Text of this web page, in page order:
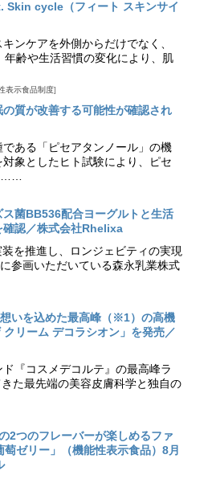
Skin cycle（フィート スキンサイ
ンケアを外側からだけでなく、
齢や生活習慣の変化により、肌
表示食品制度
質が改善する可能性が確認され
ある「ピセアタンノール」の機
象としたヒト試験により、ピセ
……
ス菌BB536配合ヨーグルトと生活
確認／株式会社Rhelixa
を推進し、ロンジェビティの実現
参画いただいている森永乳業株式
いを込めた最高峰（※1）の高機
リーム デコラシオン」を発売／
『コスメデコルテ』の最高峰ラ
た最先端の美容皮膚科学と独自の
2つのフレーバーが楽しめるファ
ゼリー」（機能性表示食品）8月